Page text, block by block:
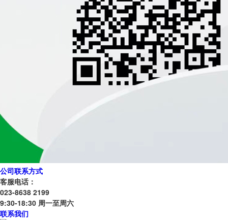
公司联系方式
客服电话：
023-8638 2199
9:30-18:30 周一至周六
联系我们